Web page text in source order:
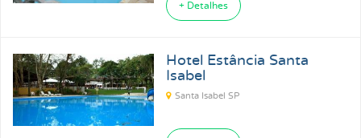
+ Detalhes
Hotel Estância Santa
Isabel
Santa Isabel SP